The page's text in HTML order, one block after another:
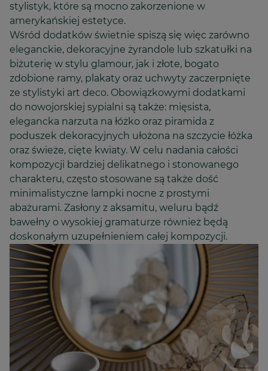
stylistyk, które są mocno zakorzenione w
amerykańskiej estetyce.
Wśród dodatków świetnie spiszą się więc zarówno
eleganckie, dekoracyjne żyrandole lub szkatułki na
biżuterię w stylu glamour, jak i złote, bogato
zdobione ramy, plakaty oraz uchwyty zaczerpnięte
ze stylistyki art deco. Obowiązkowymi dodatkami
do nowojorskiej sypialni są także: mięsista,
elegancka narzuta na łóżko oraz piramida z
poduszek dekoracyjnych ułożona na szczycie łóżka
oraz świeże, cięte kwiaty. W celu nadania całości
kompozycji bardziej delikatnego i stonowanego
charakteru, często stosowane są także dość
minimalistyczne lampki nocne z prostymi
abażurami. Zasłony z aksamitu, weluru bądź
bawełny o wysokiej gramaturze również będą
doskonałym uzupełnieniem całej kompozycji.